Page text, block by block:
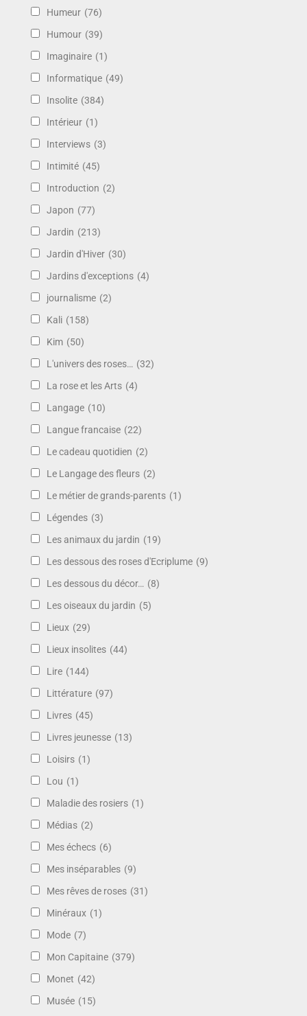
Humeur (76)
Humour (39)
Imaginaire (1)
Informatique (49)
Insolite (384)
Intérieur (1)
Interviews (3)
Intimité (45)
Introduction (2)
Japon (77)
Jardin (213)
Jardin d'Hiver (30)
Jardins d'exceptions (4)
journalisme (2)
Kali (158)
Kim (50)
L'univers des roses… (32)
La rose et les Arts (4)
Langage (10)
Langue francaise (22)
Le cadeau quotidien (2)
Le Langage des fleurs (2)
Le métier de grands-parents (1)
Légendes (3)
Les animaux du jardin (19)
Les dessous des roses d'Ecriplume (9)
Les dessous du décor… (8)
Les oiseaux du jardin (5)
Lieux (29)
Lieux insolites (44)
Lire (144)
Littérature (97)
Livres (45)
Livres jeunesse (13)
Loisirs (1)
Lou (1)
Maladie des rosiers (1)
Médias (2)
Mes échecs (6)
Mes inséparables (9)
Mes rêves de roses (31)
Minéraux (1)
Mode (7)
Mon Capitaine (379)
Monet (42)
Musée (15)